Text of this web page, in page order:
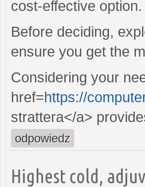
cost-effective option.
Before deciding,
ensure you get the
Considering your
href=https://
strattera</a>
odpowiedz
Highest cold,